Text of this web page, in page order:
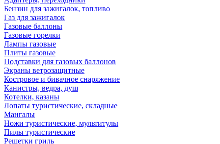
Бензин для зажигалок, топливо
Газ для зажигалок
Газовые баллоны
Газовые горелки
Лампы газовые
Плиты газовые
Подставки для газовых баллонов
Экраны ветрозащитные
Костровое и бивачное снаряжение
Канистры, ведра, душ
Котелки, казаны
Лопаты туристические, складные
Мангалы
Ножи туристические, мультитулы
Пилы туристические
Решетки гриль